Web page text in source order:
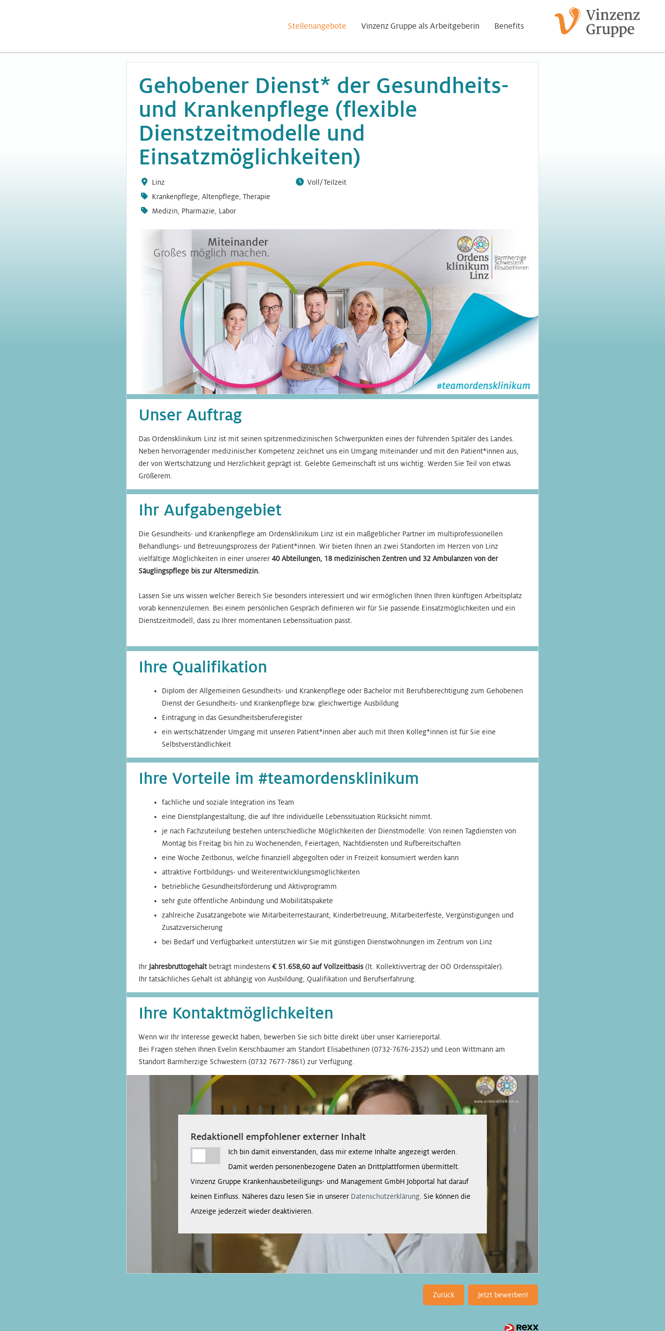
Stellenangebote Vinzenz Gruppe als Arbeitgeberin Benefits
Gehobener Dienst* der Gesundheits-
und Krankenpflege (flexible
Dienstzeitmodelle und
Einsatzmöglichkeiten)
Linz
Krankenpflege, Altenpflege, Therapie
Medizin, Pharmazie, Labor
Voll/Teilzeit
Unser Auftrag
Das Ordensklinikum Linz ist mit seinen spitzenmedizinischen Schwerpunkten eines der führenden Spitäler des Landes.
Neben hervorragender medizinischer Kompetenz zeichnet uns ein Umgang miteinander und mit den Patient*innen aus,
der von Wertschätzung und Herzlichkeit geprägt ist. Gelebte Gemeinschaft ist uns wichtig. Werden Sie Teil von etwas
Größerem.
Ihr Aufgabengebiet
Die Gesundheits- und Krankenpflege am Ordensklinikum Linz ist ein maßgeblicher Partner im multiprofessionellen
Behandlungs- und Betreuungsprozess der Patient*innen. Wir bieten Ihnen an zwei Standorten im Herzen von Linz
vielfältige Möglichkeiten in einer unserer 40 Abteilungen, 18 medizinischen Zentren und 32 Ambulanzen von der
Säuglingspflege bis zur Altersmedizin.
Lassen Sie uns wissen welcher Bereich Sie besonders interessiert und wir ermöglichen Ihnen Ihren künftigen Arbeitsplatz
vorab kennenzulernen. Bei einem persönlichen Gespräch definieren wir für Sie passende Einsatzmöglichkeiten und ein
Dienstzeitmodell, dass zu Ihrer momentanen Lebenssituation passt.
Ihre Qualifikation
Diplom der Allgemeinen Gesundheits- und Krankenpflege oder Bachelor mit Berufsberechtigung zum Gehobenen
Dienst der Gesundheits- und Krankenpflege bzw. gleichwertige Ausbildung
Eintragung in das Gesundheitsberuferegister
ein wertschätzender Umgang mit unseren Patient*innen aber auch mit Ihren Kolleg*innen ist für Sie eine
Selbstverständlichkeit
Ihre Vorteile im #teamordensklinikum
fachliche und soziale Integration ins Team
eine Dienstplangestaltung, die auf Ihre individuelle Lebenssituation Rücksicht nimmt.
je nach Fachzuteilung bestehen unterschiedliche Möglichkeiten der Dienstmodelle: Von reinen Tagdiensten von
Montag bis Freitag bis hin zu Wochenenden, Feiertagen, Nachtdiensten und Rufbereitschaften
eine Woche Zeitbonus, welche finanziell abgegolten oder in Freizeit konsumiert werden kann
attraktive Fortbildungs- und Weiterentwicklungsmöglichkeiten
betriebliche Gesundheitsförderung und Aktivprogramm
sehr gute öffentliche Anbindung und Mobilitätspakete
zahlreiche Zusatzangebote wie Mitarbeiterrestaurant, Kinderbetreuung, Mitarbeiterfeste, Vergünstigungen und
Zusatzversicherung
bei Bedarf und Verfügbarkeit unterstützen wir Sie mit günstigen Dienstwohnungen im Zentrum von Linz
Ihr Jahresbruttogehalt beträgt mindestens € 51.658,60 auf Vollzeitbasis (lt. Kollektivvertrag der OÖ Ordensspitäler).
Ihr tatsächliches Gehalt ist abhängig von Ausbildung, Qualifikation und Berufserfahrung.
Ihre Kontaktmöglichkeiten
Wenn wir Ihr Interesse geweckt haben, bewerben Sie sich bitte direkt über unser Karriereportal.
Bei Fragen stehen Ihnen Evelin Kerschbaumer am Standort Elisabethinen (0732-7676-2352) und Leon Wittmann am
Standort Barmherzige Schwestern (0732 7677-7861) zur Verfügung.
Redaktionell empfohlener externer Inhalt
Ich bin damit einverstanden, dass mir externe Inhalte angezeigt werden.
Damit werden personenbezogene Daten an Drittplattformen übermittelt.
Vinzenz Gruppe Krankenhausbeteiligungs- und Management GmbH Jobportal hat darauf
keinen Einfluss. Näheres dazu lesen Sie in unserer Datenschutzerklärung . Sie können die
Anzeige jederzeit wieder deaktivieren.
Zurück Jetzt bewerben!